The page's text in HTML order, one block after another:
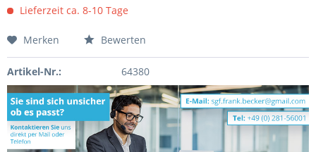
Lieferzeit ca. 8-10 Tage
Merken Bewerten
Artikel-Nr.: 64380